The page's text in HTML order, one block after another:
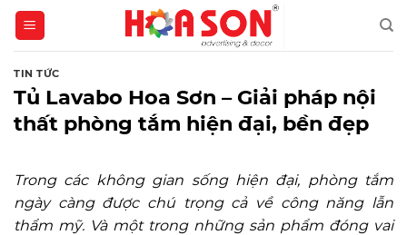
Skip
content
TIN TỨC
Tủ Lavabo Hoa Sơn – Giải pháp nội
thất phòng tắm hiện đại, bền đẹp
Trong các không gian sống hiện đại, phòng tắm
ngày càng được chú trọng cả về công năng lẫn
thẩm mỹ. Và một trong những sản phẩm đóng vai